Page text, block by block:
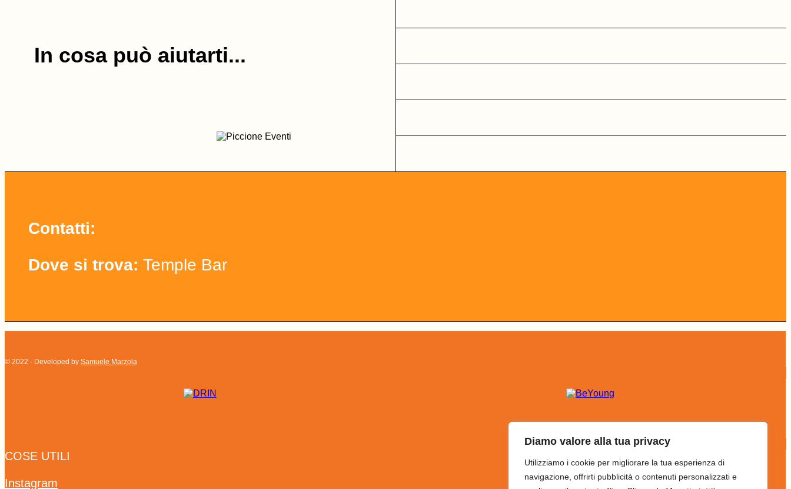
Diamo valore alla tua privacy
Utilizziamo i cookie per migliorare la tua esperienza di
navigazione, offrirti pubblicità o contenuti personalizzati e
In cosa può aiutarti...
Contatti:
Dove si trova: Temple Bar
© 2022 - Developed by Samuele Marzola
COSE UTILI
Instagram